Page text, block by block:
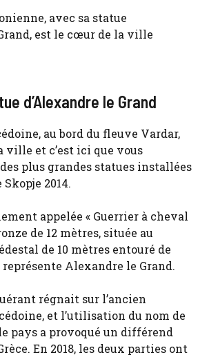
avec sa statue
est le cœur de la ville
d’Alexandre le Grand
au bord du fleuve Vardar,
ville et c’est ici que vous
plus grandes statues installées
2014.
appelée « Guerrier à cheval
de 12 mètres, située au
de 10 mètres entouré de
représente Alexandre le Grand.
régnait sur l’ancien
et l’utilisation du nom de
pays a provoqué un différend
En 2018, les deux parties ont